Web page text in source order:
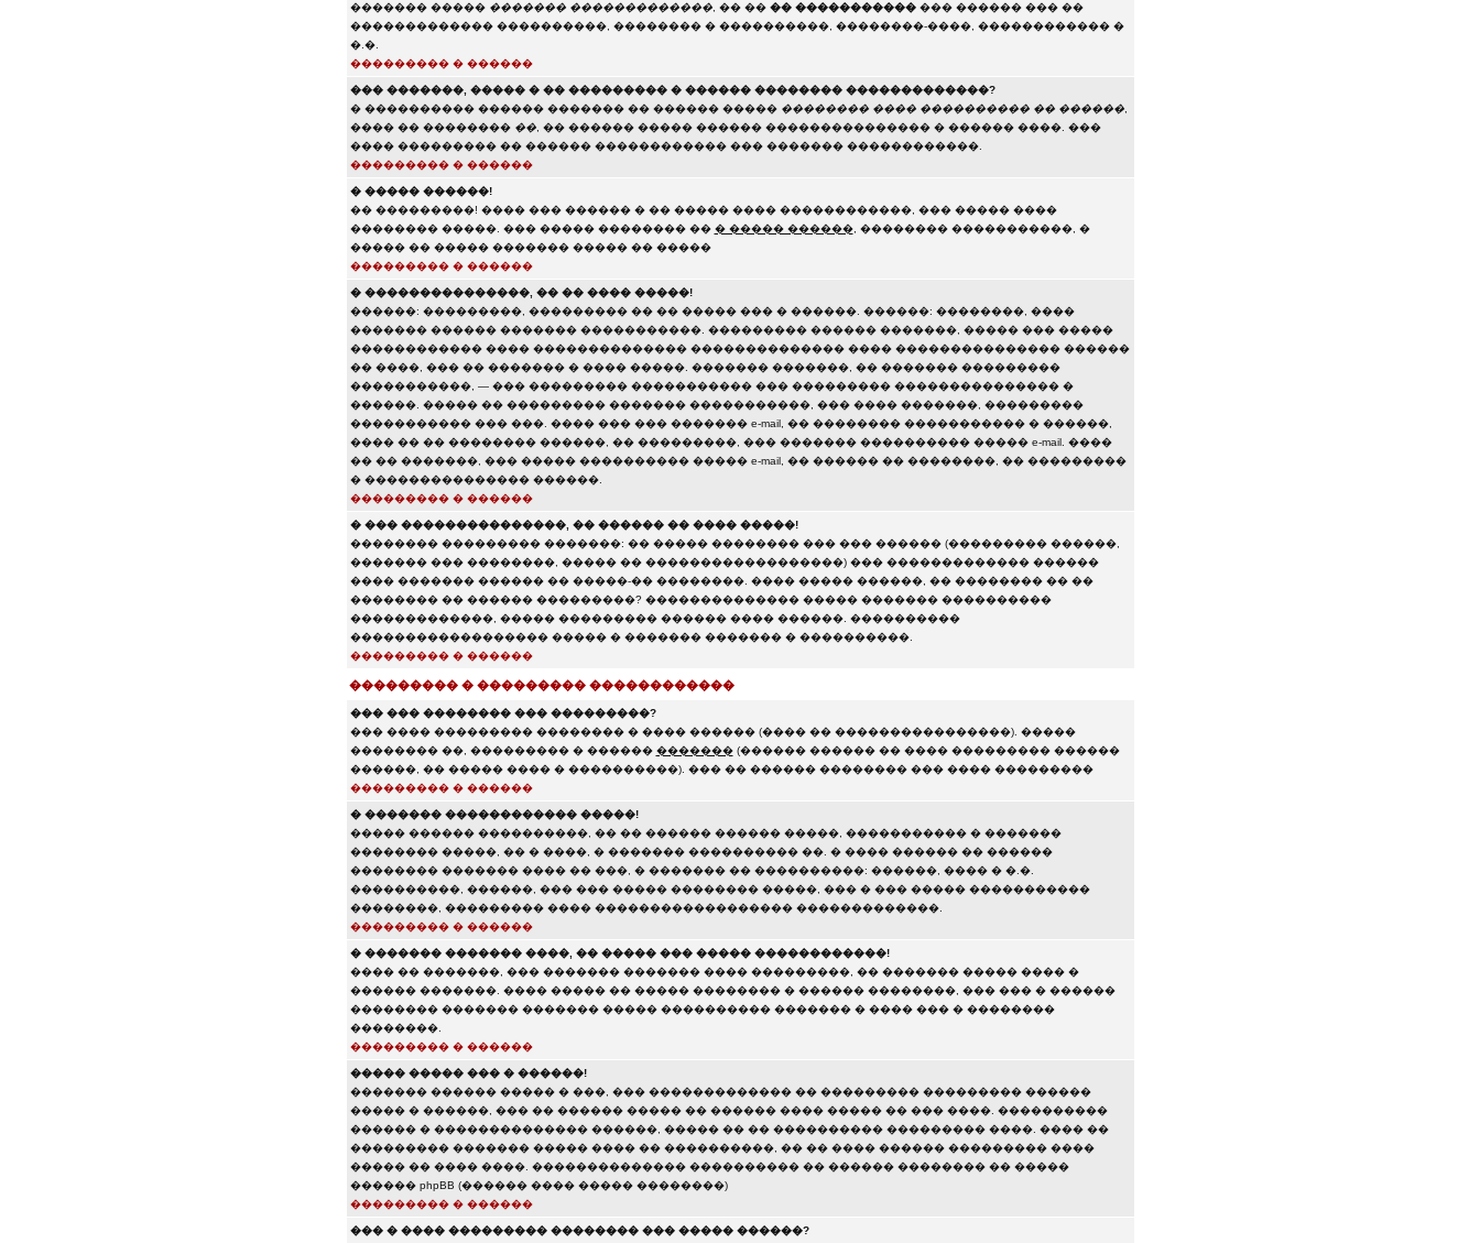
������� ����� ������� �������������, �� �� �� �������������� ������ ��� ��
������������� ����������, �������� � ����������, ��������-����, ������������ �
�.�.
��������� � ������
��� �������, ����� � �� ��������� � ������ �������� �������������?
� ���������� ������ ������� �� ������ ����� �������� ���� ���������� �� ������,
���� �� �������� ��, �� ������ ����� ������ ��������������� � ������ ����. ���
���� ��������� �� ������ ������������ ��� ������� ������������.
��������� � ������
� ����� ������!
�� ���������! ���� ��� ������ � �� ����� ���� ������������, ��� ����� ����
�������� �����. ��� ����� �������� �� � ����� ������, �������� �����������, �
����� �� ����� ������� ����� �� �����
��������� � ������
� ���������������, �� �� ���� �����!
������: ���������, ��������� �� �� ����� ��� � ������. ������: ��������, ����
������� ������ ������� �����������. ��������� ������ �������, ����� ��� �����
������������ ���� �������������� �������������� ���� ��������������� ������
�� ����, ��� �� ������� � ���� �����. ������� �������, �� ������� ���������
�����������, — ��� ��������� ����������� ��� ��������� ��������������� �
������. ����� �� ��������� ������� �����������, ��� ���� �������, ���������
����������� ��� ���. ���� ��� ��� ������� e-mail, �� �������� ����������� � ������,
���� �� �� �������� ������, �� ���������, ��� ������� ���������� ����� e-mail. ����
�� �� �������, ��� ����� ���������� ����� e-mail, �� ������ �� ��������, �� ���������
� ��������������� ������.
��������� � ������
� ��� ���������������, �� ������ �� ���� �����!
�������� ��������� �������: �� ����� �������� ��� ��� ������ (��������� ������,
������� ��� ��������, ����� �� ������������������) ��� ������������� ������
���� ������� ������ �� �����-�� ��������. ���� ����� ������, �� �������� �� ��
�������� �� ������ ���������? �������������� ����� ������� ����������
�������������, ����� ��������� ������ ���� ������. ����������
������������������ ����� � ������� ������� � ����������.
��������� � ������
��������� � ��������� ������������
��� ��� �������� ��� ���������?
��� ���� ��������� �������� � ���� ������ (���� �� ����������������). �����
�������� ��, ��������� � ������ �������(������ ������ �� ���� ��������� ������
������, �� ����� ���� � ����������). ��� �� ������ �������� ��� ���� ���������
��������� � ������
� ������� ������������ �����!
����� ������ ����������, �� �� ������ ������ �����, ����������� � �������
�������� �����, �� � ����, � ������� ���������� ��. � ���� ������ �� ������
�������� ������� ���� �� ���, � ������� �� ����������: ������, ���� � �.�.
����������, ������, ��� ��� ����� �������� �����, ��� � ��� ����� �����������
��������, ��������� ���� ������������������ �������������.
��������� � ������
� ������� ������� ����, �� ����� ��� ����� ������������!
���� �� �������, ��� ������� ������� ���� ���������, �� ������� ����� ���� �
������ �������. ���� ����� �� ����� �������� � ������ ��������, ��� ��� � ������
�������� ������� ������� ����� ���������� ������� � ���� ��� � ��������
��������.
��������� � ������
����� ����� ��� � ������!
������� ������ ����� � ���, ��� ������������� �� ��������� ��������� ������
����� � ������, ��� �� ������ ����� �� ������ ���� ����� �� ��� ����. ����������
������ � �������������� ������, ����� �� �� ���������� ��������� ����. ���� ��
��������� ������� ����� ���� �� ����������, �� �� ���� ������ ��������� ����
����� �� ���� ����. �������������� ���������� �� ������ �������� �� �����
������ phpBB (������ ���� ����� ��������)
��������� � ������
��� � ���� ��������� �������� ��� ����� ������?